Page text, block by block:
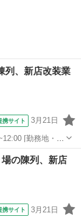
列、新店改装業
携サイト 3月21日
マシー甲西中央
店 ご近所ワーク（行先はクライアント指定の店舗です） [職...
の陳列、新店
携サイト 3月21日